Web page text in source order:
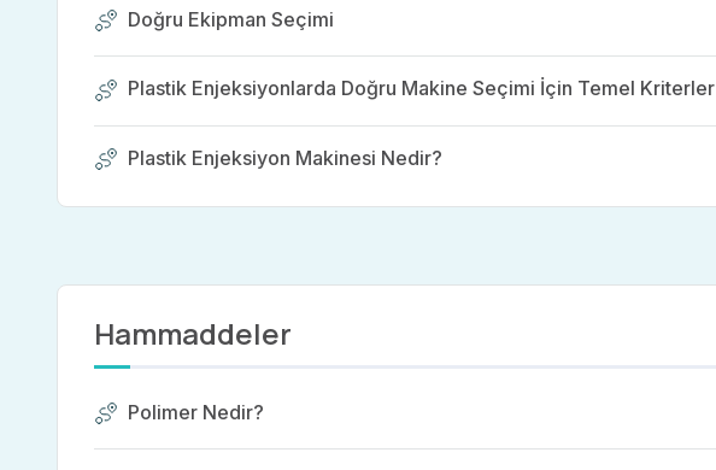
Doğru Ekipman Seçimi
Plastik Enjeksiyonlarda Doğru Makine Seçimi İçin Temel Kriterler
Plastik Enjeksiyon Makinesi Nedir?
Hammaddeler
Polimer Nedir?